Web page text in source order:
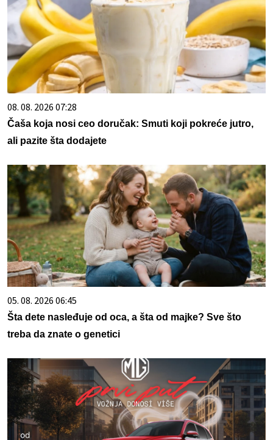
08. 08. 2026 07:28
Čaša koja nosi ceo doručak: Smuti koji pokreće jutro,
ali pazite šta dodajete
05. 08. 2026 06:45
Šta dete nasleđuje od oca, a šta od majke? Sve što
treba da znate o genetici